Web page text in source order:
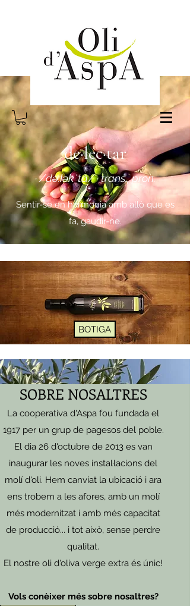
de·lec·tar
· /də.ɫəkˈta/ · trans., pron.
Sentir-se en harmonia amb allò que es
fa, gaudir-ne.
BOTIGA
SOBRE NOSALTRES
La cooperativa d'Aspa fou fundada el
1917 per un grup de pagesos del poble.
El dia 26 d'octubre de 2013 es van
inaugurar les noves instal·lacions del
molí d'oli. Hem canviat la ubicació i ara
ens trobem a les afores, amb un molí
més modernitzat i amb més capacitat
de producció... i tot això, sense perdre
qualitat.
El nostre oli d'oliva verge extra és únic!
Vols conèixer més sobre nosaltres?